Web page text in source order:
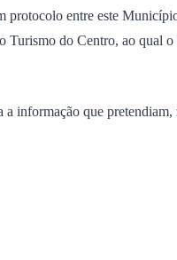
protocolo entre este
Turismo do Centro, ao qual
informação que pretendiam,